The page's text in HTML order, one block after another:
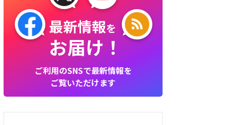
最新情報を
お届け！
ご利用のSNSで最新情報を
ご覧いただけます